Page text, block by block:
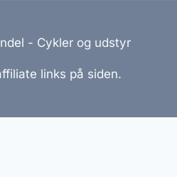
- Cykler og udstyr
links på siden.